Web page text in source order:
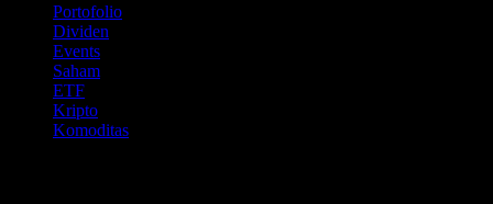
Portofolio
Dividen
Events
Saham
ETF
Kripto
Komoditas